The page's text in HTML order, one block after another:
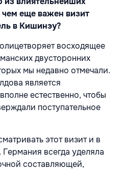
чем еще важен визит
в Кишинэу?
восходящее
двусторонних
мы недавно отмечали.
является
естественно, чтобы
поступательное
этот визит и в
всегда уделяла
составляющей,